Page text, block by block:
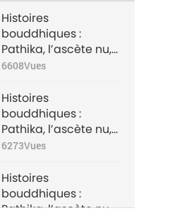
Histoires
bouddhiques :
Pathika, l’ascète nu,
partie 2/4
6608Vues
Histoires
bouddhiques :
Pathika, l’ascète nu,
partie 3/4
6273Vues
Histoires
bouddhiques :
Pathika, l’ascète nu,